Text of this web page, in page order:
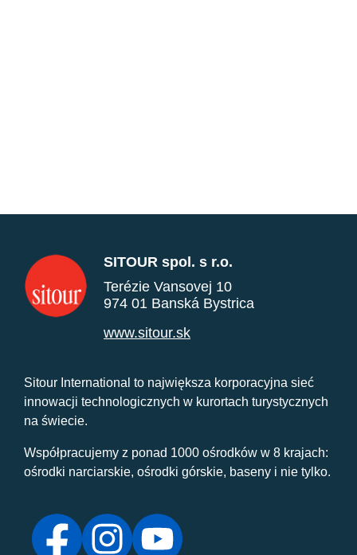
SITOUR spol. s r.o.
Terézie Vansovej 10
974 01 Banská Bystrica
www.sitour.sk
Sitour International to największa korporacyjna sieć
innowacji technologicznych w kurortach turystycznych
na świecie.
Współpracujemy z ponad 1000 ośrodków w 8 krajach:
ośrodki narciarskie, ośrodki górskie, baseny i nie tylko.